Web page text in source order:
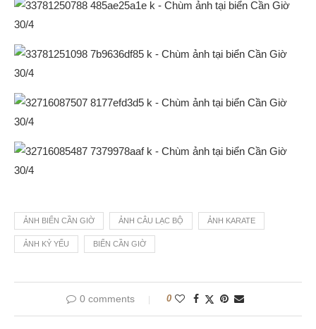
ẢNH BIỂN CẦN GIỜ ẢNH CÂU LẠC BỘ ẢNH KARATE
ẢNH KỶ YẾU BIỂN CẦN GIỜ
0 comments 0